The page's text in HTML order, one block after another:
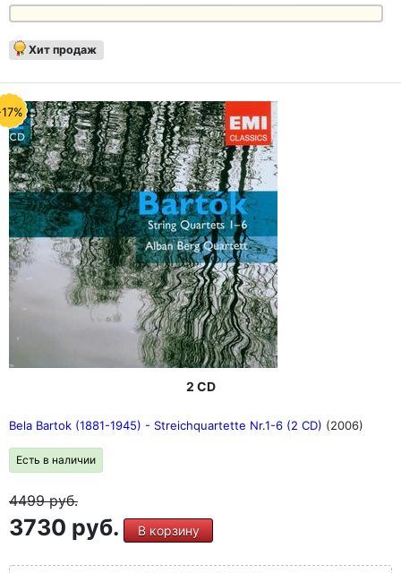
Хит продаж
2 CD
Bela Bartok (1881-1945) - Streichquartette Nr.1-6 (2 CD) (2006)
Есть в наличии
4499руб.
3730 руб. В корзину